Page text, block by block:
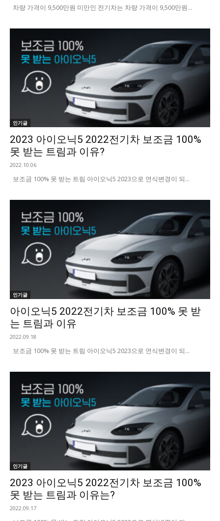
차량 가격이 9,500만원 미만인 전기차는 차량 가격이 9,500만원...
인기글
2023 아이오닉5 2022전기차 보조금 100%
못 받는 트림과 이유?
2022.10.06
보조금 100% 못 받는 트림 아이오닉5 2023으로 연식변경이 되...
인기글
아이오닉5 2022전기차 보조금 100% 못 받
는 트림과 이유
2022.09.18
보조금 100% 못 받는 트림 아이오닉5 2023으로 연식변경이 되...
인기글
2023 아이오닉5 2022전기차 보조금 100%
못 받는 트림과 이유는?
2022.09.17